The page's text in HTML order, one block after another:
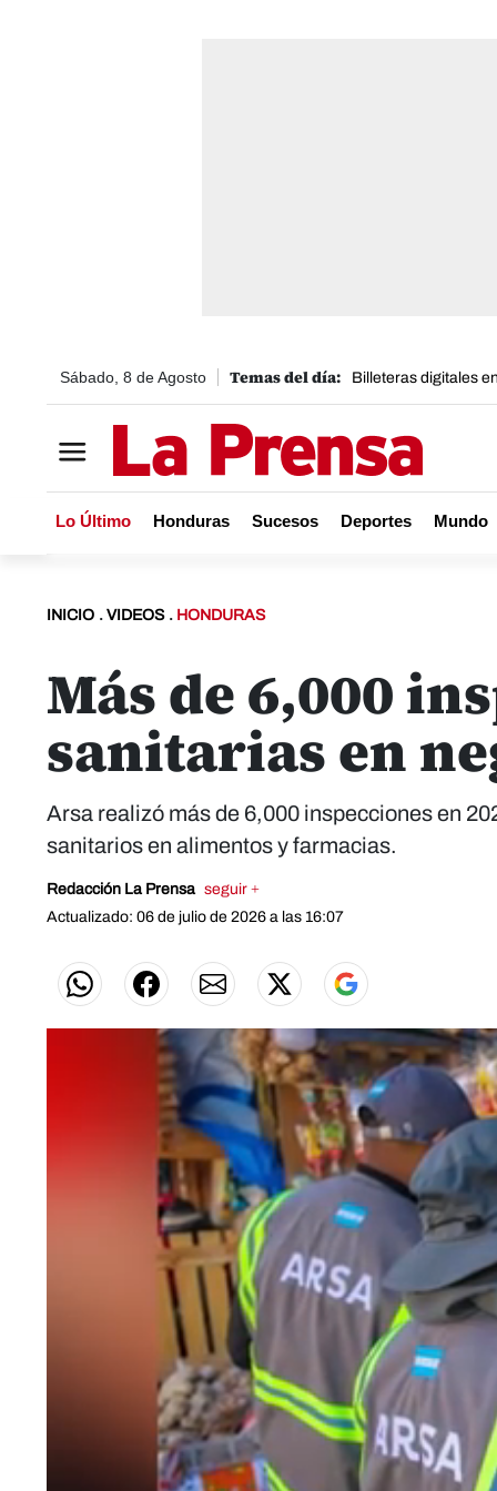
Sábado, 8 de Agosto Billeteras digitales
Lo Último Honduras Sucesos Deportes Mundo
INICIO . VIDEOS . HONDURAS
Más de 6,000
sanitarias en
Arsa realizó más de 6,000 inspecciones en
sanitarios en alimentos y farmacias.
Redacción La Prensa seguir +
Actualizado: 06 de julio de 2026 a las 16:07